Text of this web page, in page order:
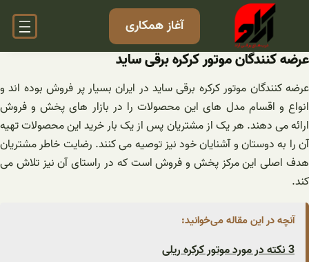
آغاز همکاری
عرضه کنندگان موتور کرکره برقی ساید
عرضه کنندگان موتور کرکره برقی ساید در ایران بسیار پر فروش بوده اند و
انواع و اقسام مدل های این محصولات را در بازار های پخش و فروش
ارائه می دهند. هر یک از مشتریان پس از یک بار خرید این محصولات تهیه
آن را به دوستان و آشنایان خود نیز توصیه می کنند. رضایت خاطر مشتریان
هدف اصلی این مرکز پخش و فروش است که در راستای آن نیز تلاش می
کند.
آنچه در این مقاله می‌خوانید:
3 نکته در مورد موتور کرکره ریلی